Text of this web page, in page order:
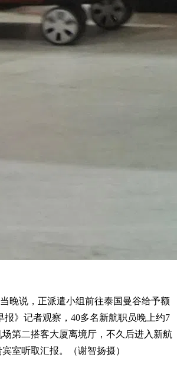
晚说，正派遣小组前往泰国曼谷给予额
报》记者观察，40多名新航职员晚上约7
第二搭客大厦离境厅，不久后进入新航
室听取汇报。（谢智扬摄）